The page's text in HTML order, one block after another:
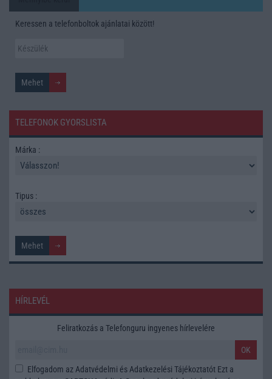
Keressen a telefonboltok ajánlatai között!
TELEFONOK GYORSLISTA
Márka :
Tipus :
HÍRLEVÉL
Feliratkozás a Telefonguru ingyenes hírlevelére
OK
Elfogadom az Adatvédelmi és Adatkezelési Tájékoztatót Ezt a